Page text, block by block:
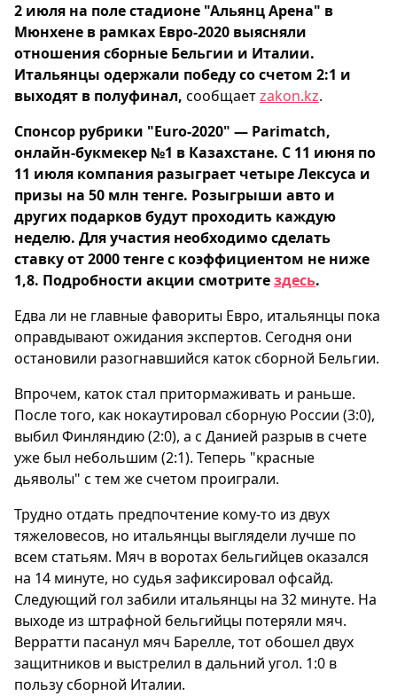
2 июля на поле стадионе "Альянц Арена" в
Мюнхене в рамках Евро-2020 выясняли
отношения сборные Бельгии и Италии.
Итальянцы одержали победу со счетом 2:1 и
выходят в полуфинал, сообщаетzakon.kz.
Спонсор рубрики "Euro-2020" — Parimatch,
онлайн-букмекер №1 в Казахстане. С 11 июня по
11 июля компания разыграет четыре Лексуса и
призы на 50 млн тенге. Розыгрыши авто и
других подарков будут проходить каждую
неделю. Для участия необходимо сделать
ставку от 2000 тенге с коэффициентом не ниже
1,8. Подробности акции смотритездесь.
Едва ли не главные фавориты Евро, итальянцы пока
оправдывают ожидания экспертов. Сегодня они
остановили разогнавшийся каток сборной Бельгии.
Впрочем, каток стал притормаживать и раньше.
После того, как нокаутировал сборную России (3:0),
выбил Финляндию (2:0), а с Данией разрыв в счете
уже был небольшим (2:1). Теперь "красные
дьяволы" с тем же счетом проиграли.
Трудно отдать предпочтение кому-то из двух
тяжеловесов, но итальянцы выглядели лучше по
всем статьям. Мяч в воротах бельгийцев оказался
на 14 минуте, но судья зафиксировал офсайд.
Следующий гол забили итальянцы на 32 минуте. На
выходе из штрафной бельгийцы потеряли мяч.
Верратти пасанул мяч Барелле, тот обошел двух
защитников и выстрелил в дальний угол. 1:0 в
пользу сборной Италии.